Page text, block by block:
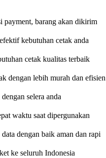
payment, barang akan dikirim
kebutuhan cetak anda
cetak kualitas terbaik
dengan lebih murah dan efisien
selera anda
waktu saat dipergunakan
dengan baik aman dan rapi
ke seluruh Indonesia